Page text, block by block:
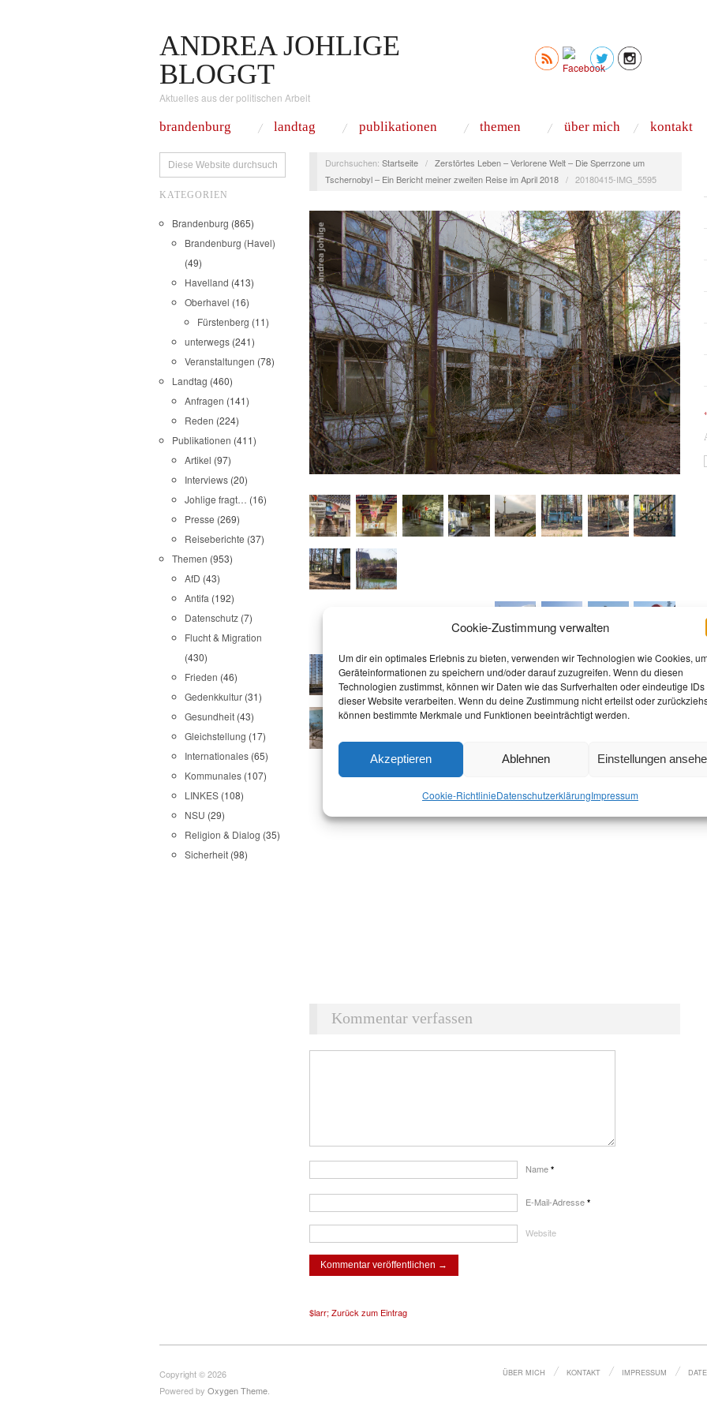
Cookie-Zustimmung verwalten
Um dir ein optimales Erlebnis zu bieten, verwenden wir Technologien wie Cookies,
Geräteinformationen zu speichern und/oder darauf zuzugreifen. Wenn du diesen
Technologien zustimmst, können wir Daten wie das Surfverhalten oder eindeutige IDs
dieser Website verarbeiten. Wenn du deine Zustimmung nicht erteilst oder
können bestimmte Merkmale und Funktionen beeinträchtigt werden.
Akzeptieren Ablehnen Einstellungen
Cookie-RichtlinieDatenschutz­erklärungImpressum
ANDREA JOHLIGE
BLOGGT
Aktuelles aus der politischen Arbeit
brandenburg landtag publikationen themen über mich kontakt
KATEGORIEN
Brandenburg (865)
Brandenburg (Havel)
(49)
Havelland (413)
Oberhavel (16)
Fürstenberg (11)
unterwegs (241)
Veranstaltungen (78)
Landtag (460)
Anfragen (141)
Reden (224)
Publikationen (411)
Artikel (97)
Interviews (20)
Johlige fragt… (16)
Presse (269)
Reiseberichte (37)
Themen (953)
AfD (43)
Antifa (192)
Datenschutz (7)
Flucht & Migration
(430)
Frieden (46)
Gedenkkultur (31)
Gesundheit (43)
Gleichstellung (17)
Internationales (65)
Kommunales (107)
LINKES (108)
NSU (29)
Religion & Dialog (35)
Sicherheit (98)
Durchsuchen: Startseite / Zerstörtes Leben – Verlorene Welt – Die Sperrzone um
Tschernobyl – Ein Bericht meiner zweiten Reise im April 2018 / 20180415-IMG_5595
Kommentar verfassen
Name *
E-Mail-Adresse *
Website
$larr; Zurück zum Eintrag
Copyright © 2026
Powered by Oxygen Theme
ÜBER MICH KONTAKT IMPRESSUM